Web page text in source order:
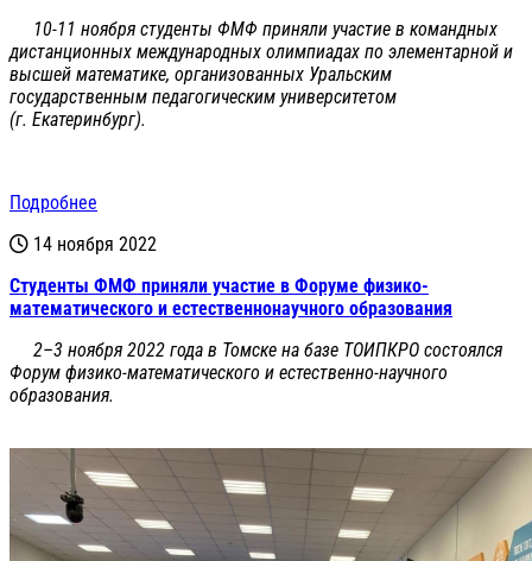
10-11 ноября студенты ФМФ приняли участие в командных
дистанционных международных олимпиадах по элементарной и
высшей математике, организованных Уральским
государственным педагогическим университетом
(г. Екатеринбург).
Подробнее
14 ноября 2022
Студенты ФМФ приняли участие в Форуме физико-
математического и естественнонаучного образования
2–3 ноября 2022 года в Томске на базе ТОИПКРО состоялся
Форум физико-математического и естественно-научного
образования.